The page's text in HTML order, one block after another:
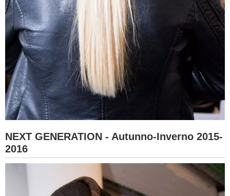
NEXT GENERATION - Autunno-Inverno 2015-
2016